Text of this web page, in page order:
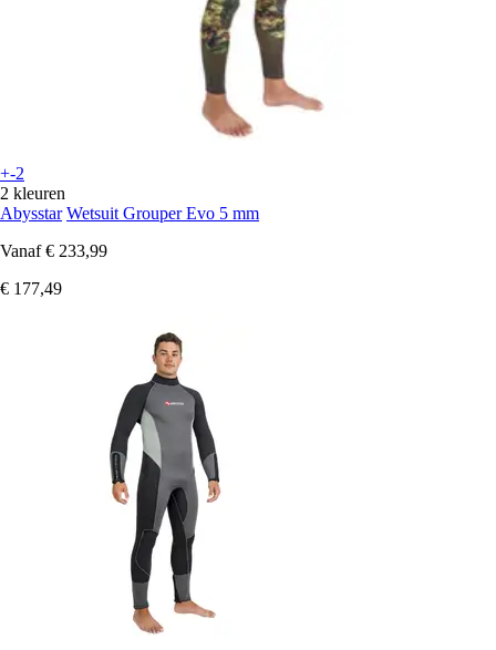
+-2
2 kleuren
Abysstar Wetsuit Grouper Evo 5 mm
Vanaf € 233,99
€ 177,49